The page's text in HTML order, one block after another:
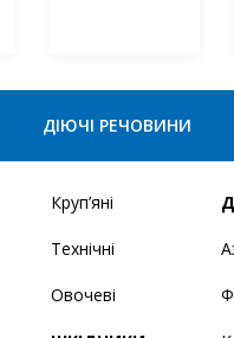
ДІЮЧІ РЕЧОВИНИ
Круп’яні
Технічні
Овочеві